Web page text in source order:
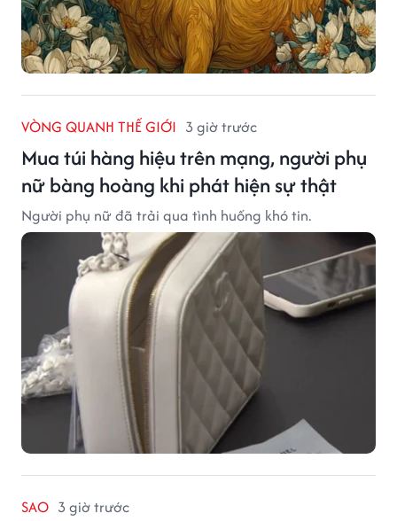
VÒNG QUANH THẾ GIỚI 3 giờ trước
Mua túi hàng hiệu trên mạng, người phụ
nữ bàng hoàng khi phát hiện sự thật
Người phụ nữ đã trải qua tình huống khó tin.
SAO 3 giờ trước